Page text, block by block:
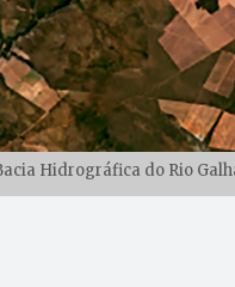
Hidrográfica do Rio